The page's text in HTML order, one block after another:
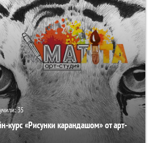
35
курс «Рисунки карандашом» от арт-